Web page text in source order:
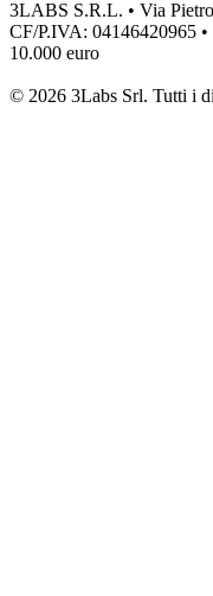
3LABS S.R.L. • Via
CF/P.IVA: 04146420965
10.000 euro
© 2026 3Labs Srl. Tutti i